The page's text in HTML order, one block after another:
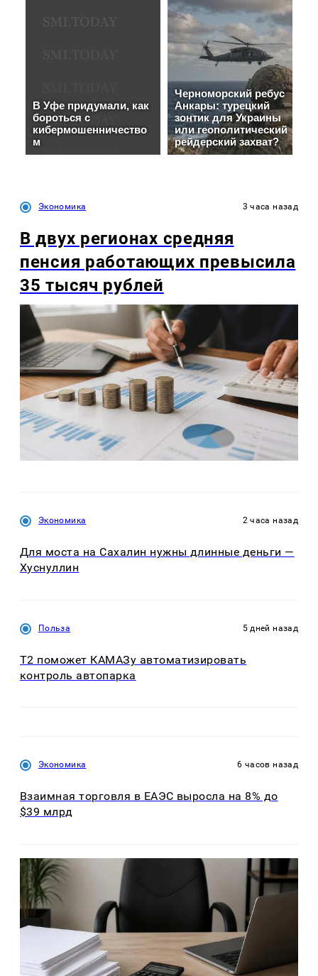
Экономика 3 часа назад
В двух регионах средняя
пенсия работающих превысила
35 тысяч рублей
Экономика 2 часа назад
Для моста на Сахалин нужны длинные деньги —
Хуснуллин
Польза 5 дней назад
T2 поможет КАМАЗу автоматизировать
контроль автопарка
Экономика 6 часов назад
Взаимная торговля в ЕАЭС выросла на 8% до
$39 млрд